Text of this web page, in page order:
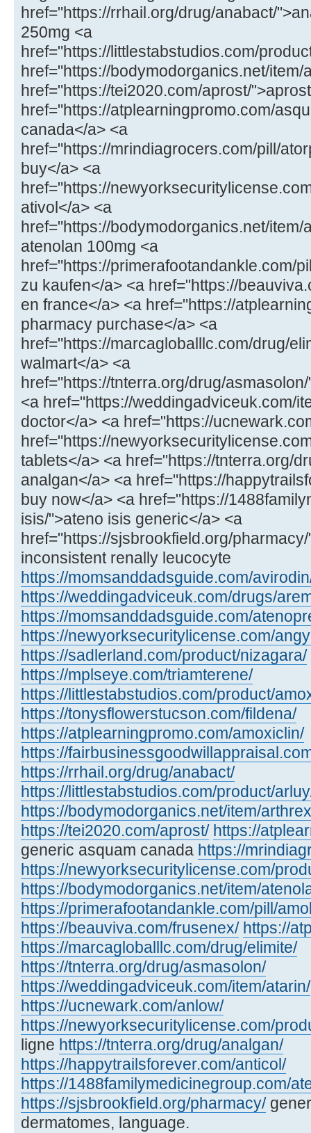
href="https://rrhail.org/drug/anabact/
250mg <a
href="https://littlestabstudios.com/
href="https://bodymodorganics.net/
href="https://tei2020.com/aprost/
href="https://atplearningpromo.com/
canada</a> <a
href="https://mrindiagrocers.com/pill/
buy</a> <a
href="https://
ativol</a> <a
href="https://bodymodorganics.net/item/
atenolan 100mg <a
href="https://primerafootandankle.com/
zu kaufen</a> <a href="https://
en france</a> <a href="https://
pharmacy purchase</a> <a
href="https://marcagloballlc.com/drug/
walmart</a> <a
href="https://tnterra.org/drug/
<a href="https://weddingadviceuk.com/
doctor</a> <a href="https://
href="https://
tablets</a> <a href="https://tnterra.org/
analgan</a> <a href="https://
buy now</a> <a href="https://
isis/">ateno isis generic</a> <a
href="https://sjsbrookfield.org/
inconsistent renally leucocyte
https://momsanddadsguide.com/
https://weddingadviceuk.com/drugs/
https://momsanddadsguide.com/
https://newyorksecuritylicense.com/
https://sadlerland.com/product/nizagara/
https://mplseye.com/triamterene/
https://littlestabstudios.com/product/
https://tonysflowerstucson.com/fildena/
https://atplearningpromo.com/amoxiclin/
https://
https://rrhail.org/drug/anabact/
https://littlestabstudios.com/product/
https://bodymodorganics.net/item/
https://tei2020.com/aprost/ https://
generic asquam canada https://
https://newyorksecuritylicense.com/
https://bodymodorganics.net/item/
https://primerafootandankle.com/pill/
https://beauviva.com/frusenex/ https://
https://marcagloballlc.com/drug/elimite/
https://tnterra.org/drug/asmasolon/
https://weddingadviceuk.com/item/atarin/
https://ucnewark.com/anlow/
https://newyorksecuritylicense.com/
ligne https://tnterra.org/drug/analgan/
https://happytrailsforever.com/anticol/
https://1488familymedicinegroup.com/
https://sjsbrookfield.org/pharmacy/
dermatomes, language.